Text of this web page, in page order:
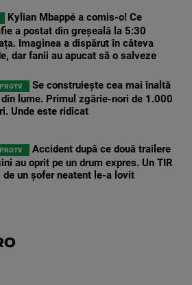
Kylian Mbappé a comis-o! Ce
a postat din greșeală la 5:30
Imaginea a dispărut în câteva
dar fanii au apucat să o salveze
Se construiește cea mai înaltă
lume. Primul zgârie-nori de 1.000
Unde este ridicat
Accident după ce două trailere
au oprit pe un drum expres. Un TIR
de un șofer neatent le-a lovit